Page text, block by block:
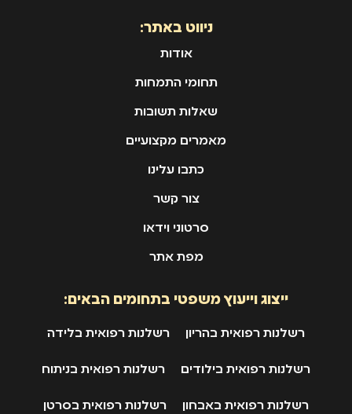
ניווט באתר:
אודות
תחומי התמחות
שאלות תשובות
מאמרים מקצועיים
כתבו עלינו
צור קשר
סרטוני וידאו
מפת אתר
ייצוג וייעוץ משפטי בתחומים הבאים:
רשלנות רפואית בהריון רשלנות רפואית בלידה
רשלנות רפואית בילודים רשלנות רפואית בניתוח
רשלנות רפואית באבחון רשלנות רפואית בסרטן